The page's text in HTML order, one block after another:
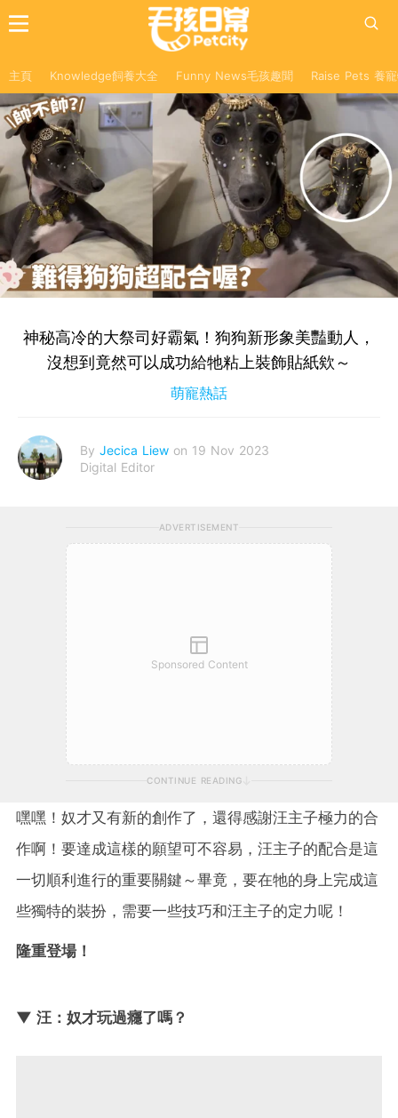
主頁 Knowledge飼養大全 Funny News毛孩趣聞 Raise Pets 養
神秘高冷的大祭司好霸氣！狗狗新形象美豔動人，
沒想到竟然可以成功給牠粘上裝飾貼紙欸～
萌寵熱話
By Jecica Liew on 19 Nov 2023
Digital Editor
ADVERTISEMENT
Sponsored Content
CONTINUE READING
嘿嘿！奴才又有新的創作了，還得感謝汪主子極力的合
作啊！要達成這樣的願望可不容易，汪主子的配合是這
一切順利進行的重要關鍵～畢竟，要在牠的身上完成這
些獨特的裝扮，需要一些技巧和汪主子的定力呢！
隆重登場！
▼ 汪：奴才玩過癮了嗎？